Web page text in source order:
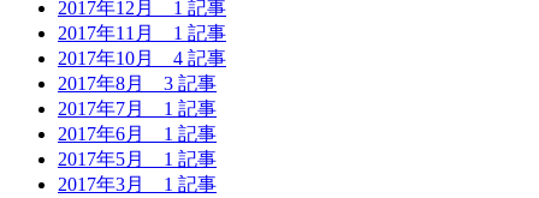
2017年12月 1 記事
2017年11月 1 記事
2017年10月 4 記事
2017年8月 3 記事
2017年7月 1 記事
2017年6月 1 記事
2017年5月 1 記事
2017年3月 1 記事